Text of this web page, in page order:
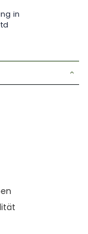
in